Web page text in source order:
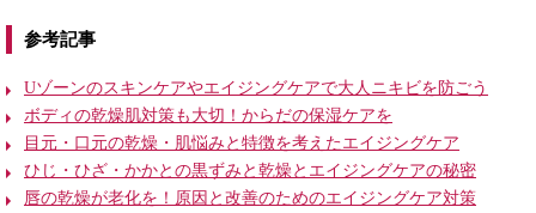
参考記事
Uゾーンのスキンケアやエイジングケアで大人ニキビを防ごう
ボディの乾燥肌対策も大切！からだの保湿ケアを
目元・口元の乾燥・肌悩みと特徴を考えたエイジングケア
ひじ・ひざ・かかとの黒ずみと乾燥とエイジングケアの秘密
唇の乾燥が老化を！原因と改善のためのエイジングケア対策